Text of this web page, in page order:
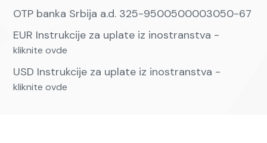
OTP banka Srbija a.d. 325-9500500003050-67
EUR Instrukcije za uplate iz inostranstva -
kliknite ovde
USD Instrukcije za uplate iz inostranstva -
kliknite ovde